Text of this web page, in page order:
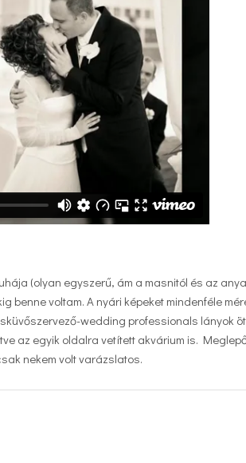
(olyan egyszerű, ám a masnitól és az
benne voltam. A nyári képeket mindenféle
wedding professionals lányok
az egyik oldalra vetített akvárium is.
nekem volt varázslatos.